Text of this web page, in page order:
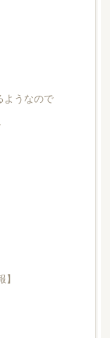
ようなので